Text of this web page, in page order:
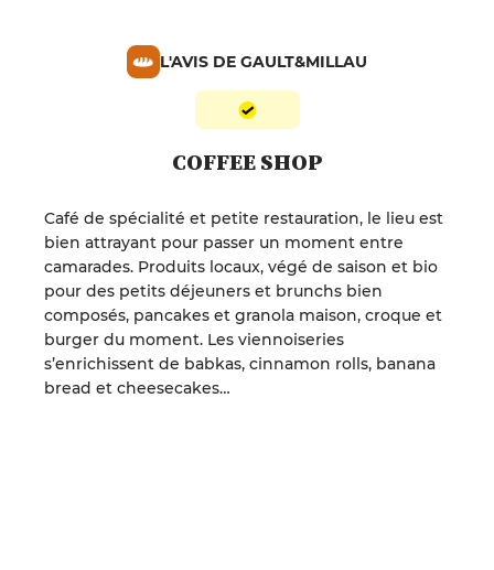
L'AVIS DE GAULT&MILLAU
COFFEE SHOP
Café de spécialité et petite restauration, le lieu est
bien attrayant pour passer un moment entre
camarades. Produits locaux, végé de saison et bio
pour des petits déjeuners et brunchs bien
composés, pancakes et granola maison, croque et
burger du moment. Les viennoiseries
s’enrichissent de babkas, cinnamon rolls, banana
bread et cheesecakes…